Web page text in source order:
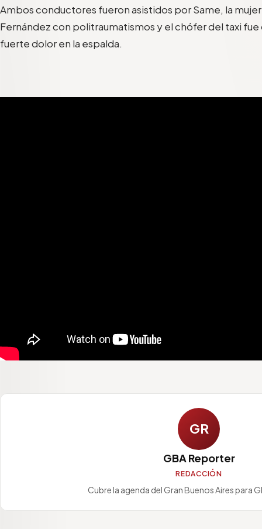
Ambos conductores fueron asistidos por Same, la
Fernández con politraumatismos y el chófer del taxi fue
fuerte dolor en la espalda.
GR
GBA Reporter
REDACCIÓN
Cubre la agenda del Gran Buenos Aires para